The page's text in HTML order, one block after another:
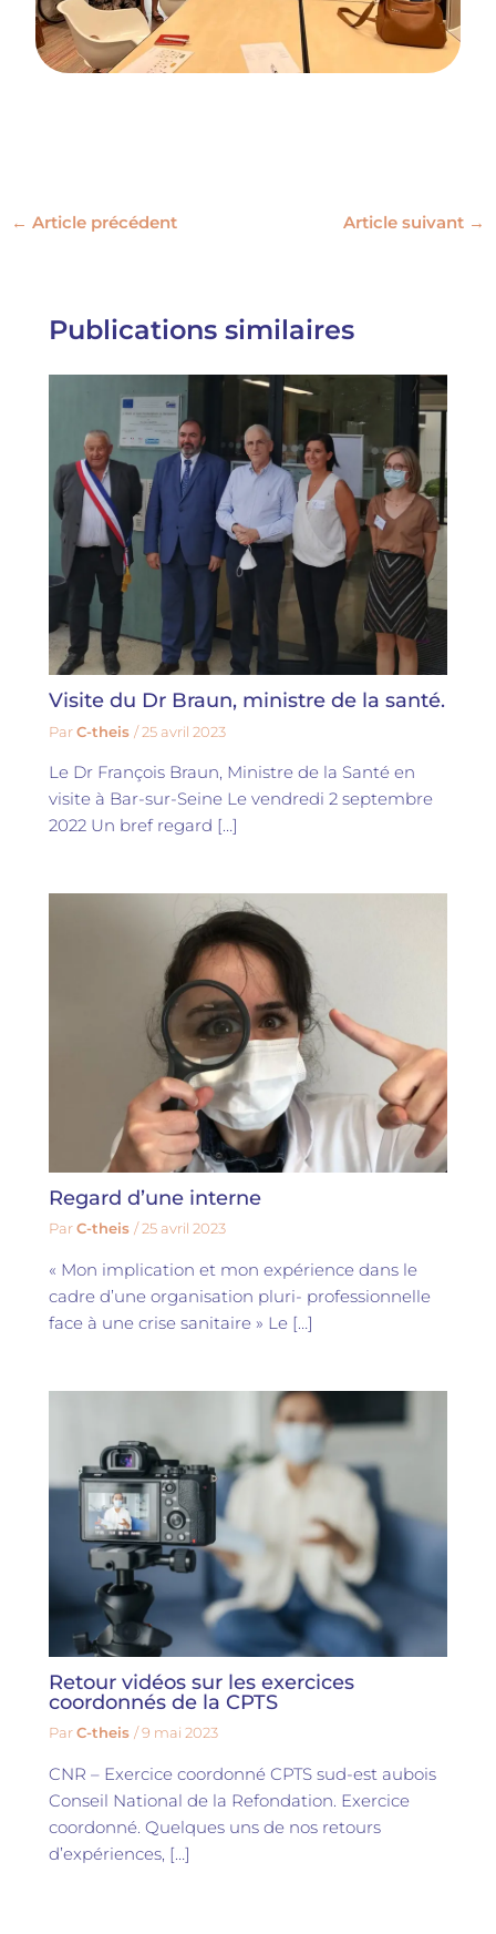
← Article précédent Article suivant →
Publications similaires
Visite du Dr Braun, ministre de la santé.
ParC-theis/25 avril 2023
Le Dr François Braun, Ministre de la Santé en
visite à Bar-sur-Seine Le vendredi 2 septembre
2022 Un bref regard […]
Regard d’une interne
ParC-theis/25 avril 2023
« Mon implication et mon expérience dans le
cadre d’une organisation pluri- professionnelle
face à une crise sanitaire » Le […]
Retour vidéos sur les exercices
coordonnés de la CPTS
ParC-theis/9 mai 2023
CNR – Exercice coordonné CPTS sud-est aubois
Conseil National de la Refondation. Exercice
coordonné. Quelques uns de nos retours
d’expériences, […]